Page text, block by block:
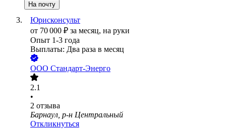
На почту
Юрисконсульт
от 70 000 ₽ за месяц, на руки
Опыт 1-3 года
Выплаты: Два раза в месяц
ООО Стандарт-Энерго
2.1
•
2 отзыва
Барнаул, р-н Центральный
Откликнуться